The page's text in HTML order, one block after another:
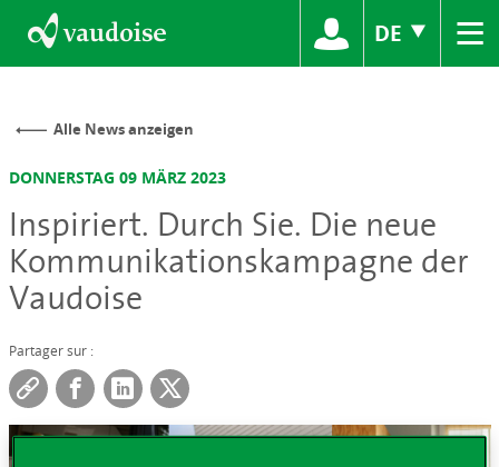
DE ≡
Alle News anzeigen
DONNERSTAG 09 MÄRZ 2023
Inspiriert. Durch Sie. Die neue
Kommunikationskampagne der
Vaudoise
Partager sur :